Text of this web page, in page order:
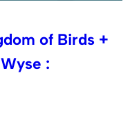
of Birds +
: